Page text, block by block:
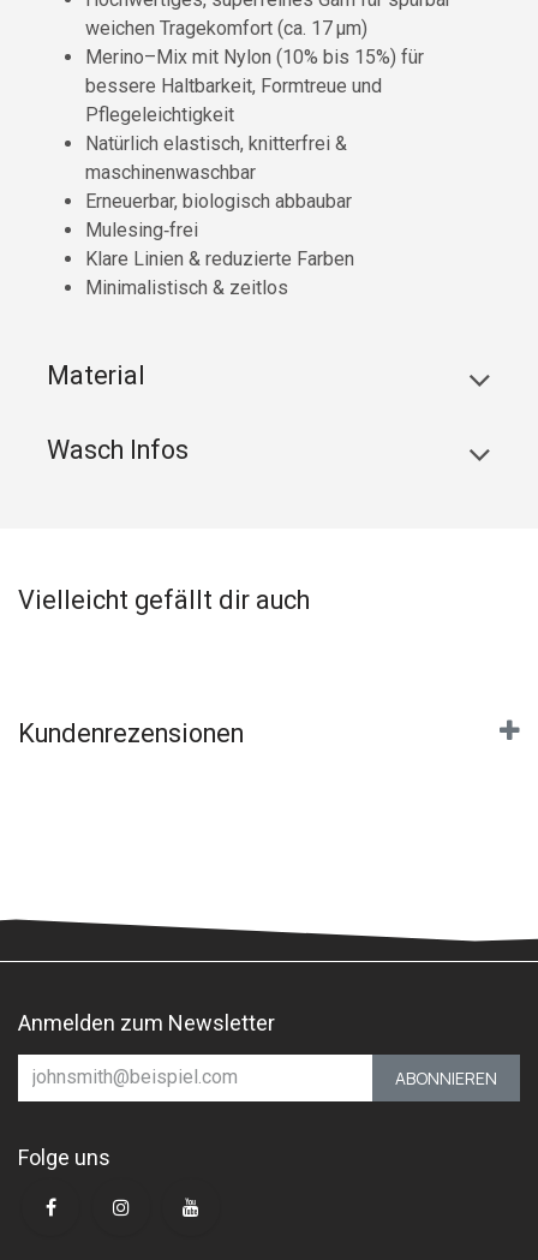
weichen Tragekomfort (ca. 17 µm)
Merino–Mix mit Nylon (10% bis 15%) für
bessere Haltbarkeit, Formtreue und
Pflegeleichtigkeit
Natürlich elastisch, knitterfrei &
maschinenwaschbar
Erneuerbar, biologisch abbaubar
Mulesing‑frei
Klare Linien & reduzierte Farben
Minimalistisch & zeitlos
Material
Wasch Infos
Vielleicht gefällt dir auch
Kundenrezensionen
Anmelden zum Newsletter
ABONNIEREN
Folge uns